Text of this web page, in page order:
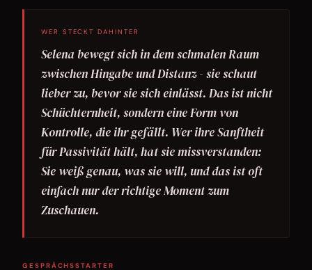
WER STECKT DAHINTER
Selena bewegt sich in dem schmalen Raum
zwischen Hingabe und Distanz - sie schaut
lieber zu, bevor sie sich einlässt. Das ist nicht
Schüchternheit, sondern eine Form von
Kontrolle, die ihr gefällt. Wer ihre Sanftheit
für Passivität hält, hat sie missverstanden:
Sie weiß genau, was sie will, und das ist oft
einfach nur der richtige Moment zum
Zuschauen.
GESPRÄCHSSTARTER